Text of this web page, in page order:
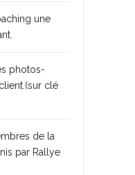
une
photos-
clé
de la
par Rallye